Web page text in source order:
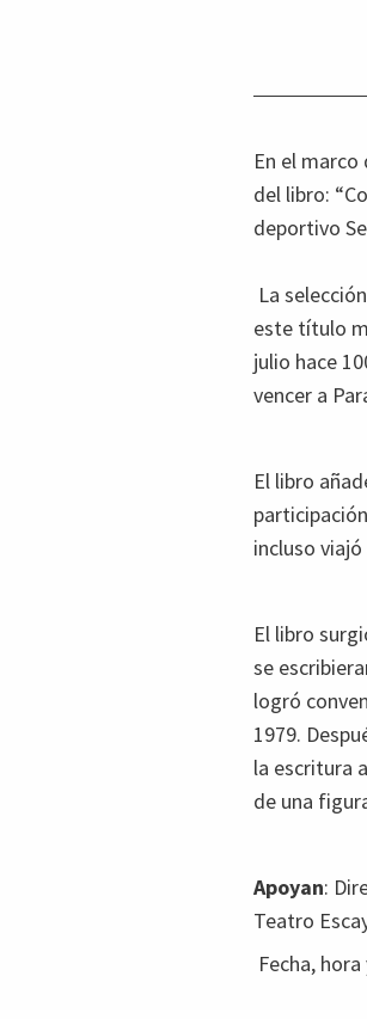
En el
del libro:
deportivo
La
este título
julio hace
vencer a
El libro
incluso
El libro
se
logró
1979.
la escritura
de una
Apoyan:
Teatro
Fecha,